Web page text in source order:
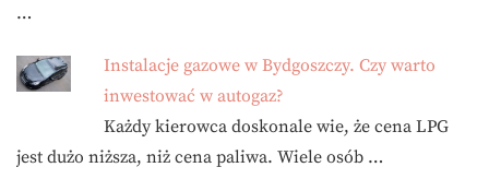
…
Instalacje gazowe w Bydgoszczy. Czy warto
inwestować w autogaz?
Każdy kierowca doskonale wie, że cena LPG
jest dużo niższa, niż cena paliwa. Wiele osób …